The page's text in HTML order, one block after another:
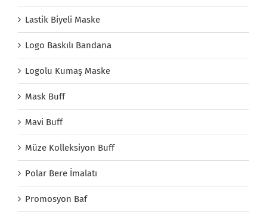
Lastik Biyeli Maske
Logo Baskılı Bandana
Logolu Kumaş Maske
Mask Buff
Mavi Buff
Müze Kolleksiyon Buff
Polar Bere İmalatı
Promosyon Baf